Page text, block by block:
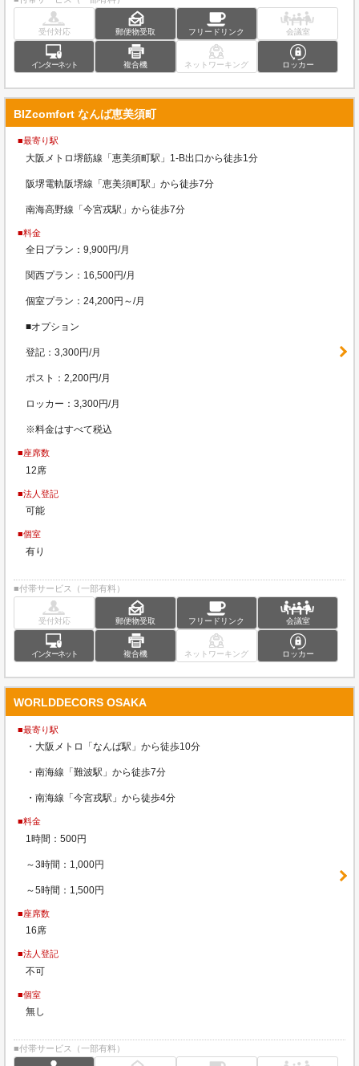
受付対応 郵便物受取 フリードリンク 会議室
インターネット 複合機 ネットワーキング ロッカー
BIZcomfort なんば恵美須町
■最寄り駅
大阪メトロ堺筋線「恵美須町駅」1-B出口から徒歩1分
阪堺電軌阪堺線「恵美須町駅」から徒歩7分
南海高野線「今宮戎駅」から徒歩7分
■料金
全日プラン：9,900円/月
関西プラン：16,500円/月
個室プラン：24,200円～/月
■オプション
登記：3,300円/月
ポスト：2,200円/月
ロッカー：3,300円/月
※料金はすべて税込
■座席数
12席
■法人登記
可能
■個室
有り
■付帯サービス（一部有料）
受付対応 郵便物受取 フリードリンク 会議室
インターネット 複合機 ネットワーキング ロッカー
WORLDDECORS OSAKA
■最寄り駅
・大阪メトロ「なんば駅」から徒歩10分
・南海線「難波駅」から徒歩7分
・南海線「今宮戎駅」から徒歩4分
■料金
1時間：500円
～3時間：1,000円
～5時間：1,500円
■座席数
16席
■法人登記
不可
■個室
無し
■付帯サービス（一部有料）